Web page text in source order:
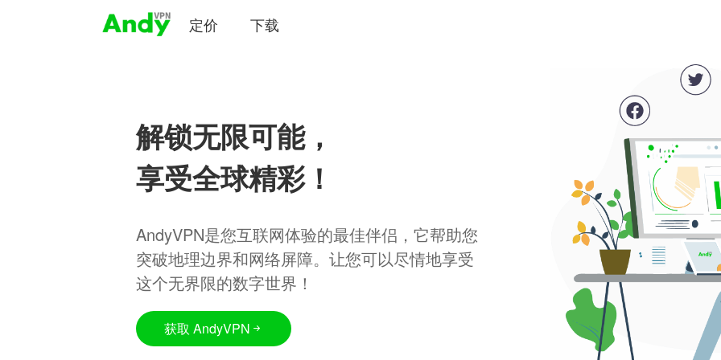
定价 下载
解锁无限可能，
享受全球精彩！
AndyVPN是您互联网体验的最佳伴侣，它帮助您
突破地理边界和网络屏障。让您可以尽情地享受
这个无界限的数字世界！
获取 AndyVPN